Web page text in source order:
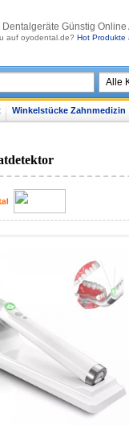
Dentalgeräte Günstig
auf oyodental.de? Hot Produkte
Winkelstücke Zahnmedizin